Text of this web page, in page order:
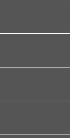
ル
・食品)
ト